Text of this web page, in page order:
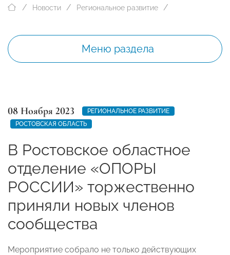
Новости Региональное развитие
Меню раздела
08 Ноября 2023
РЕГИОНАЛЬНОЕ РАЗВИТИЕ
РОСТОВСКАЯ ОБЛАСТЬ
В Ростовское областное
отделение «ОПОРЫ
РОССИИ» торжественно
приняли новых членов
сообщества
Мероприятие собрало не только действующих